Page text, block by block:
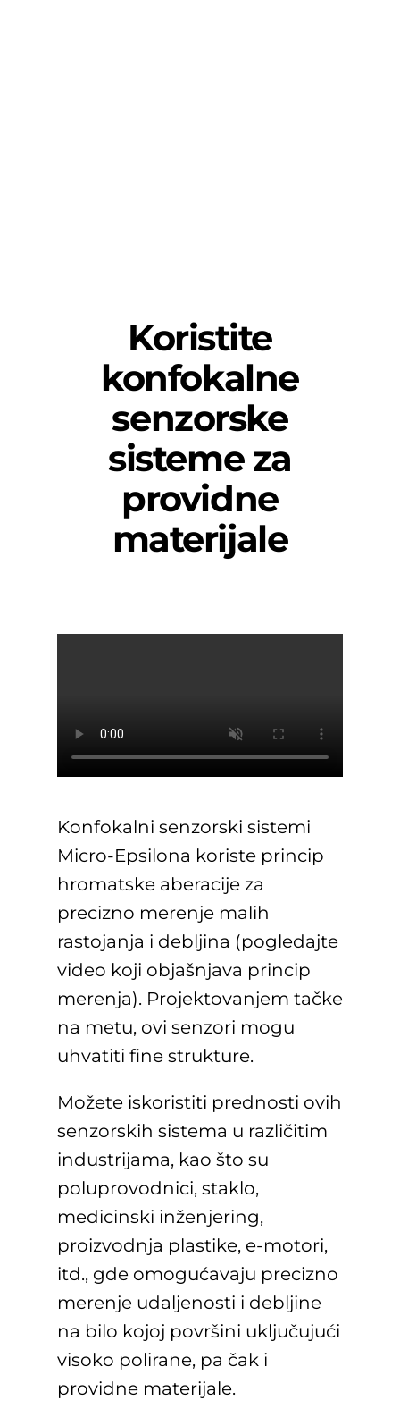
Koristite
konfokalne
senzorske
sisteme za
providne
materijale
Konfokalni senzorski sistemi
Micro-Epsilona koriste princip
hromatske aberacije za
precizno merenje malih
rastojanja i debljina (pogledajte
video koji objašnjava princip
merenja). Projektovanjem tačke
na metu, ovi senzori mogu
uhvatiti fine strukture.
Možete iskoristiti prednosti ovih
senzorskih sistema u različitim
industrijama, kao što su
poluprovodnici, staklo,
medicinski inženjering,
proizvodnja plastike, e-motori,
itd., gde omogućavaju precizno
merenje udaljenosti i debljine
na bilo kojoj površini uključujući
visoko polirane, pa čak i
providne materijale.